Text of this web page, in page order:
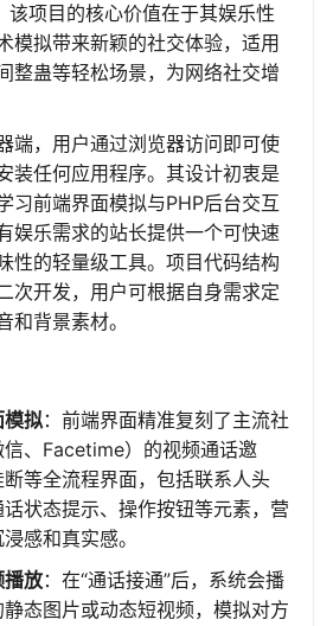
该项目的核心价值在于其娱乐性
模拟带来新颖的社交体验，适用
整蛊等轻松场景，为网络社交增
端，用户通过浏览器访问即可使
装任何应用程序。其设计初衷是
习前端界面模拟与PHP后台交互
娱乐需求的站长提供一个可快速
性的轻量级工具。项目代码结构
次开发，用户可根据自身需求定
和背景素材。
模拟：前端界面精准复刻了主流社
信、Facetime）的视频通话邀
等全流程界面，包括联系人头
状态提示、操作按钮等元素，营
感和真实感。
播放：在“通话接通”后，系统会播
态图片或动态短视频，模拟对方